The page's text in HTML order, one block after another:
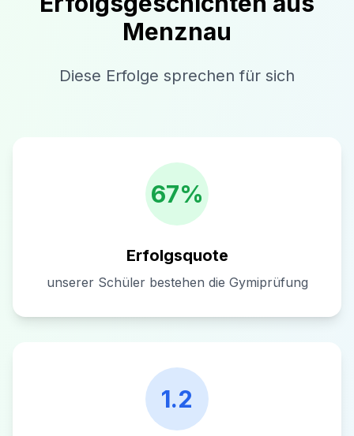
Menznau
Diese Erfolge sprechen für sich
67%
Erfolgsquote
unserer Schüler bestehen die Gymiprüfung
1.2